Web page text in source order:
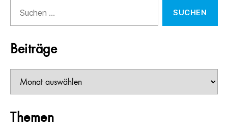
nach:
Beiträge
Themen